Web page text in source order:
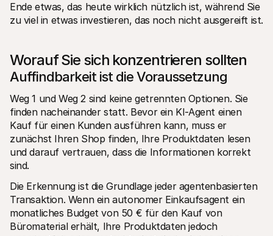
Ende etwas, das heute wirklich nützlich ist, während Sie
zu viel in etwas investieren, das noch nicht ausgereift ist.
Worauf Sie sich konzentrieren sollten
Auffindbarkeit ist die Voraussetzung
Weg 1 und Weg 2 sind keine getrennten Optionen. Sie
finden nacheinander statt. Bevor ein KI-Agent einen
Kauf für einen Kunden ausführen kann, muss er
zunächst Ihren Shop finden, Ihre Produktdaten lesen
und darauf vertrauen, dass die Informationen korrekt
sind.
Die Erkennung ist die Grundlage jeder agentenbasierten
Transaktion. Wenn ein autonomer Einkaufsagent ein
monatliches Budget von 50 € für den Kauf von
Büromaterial erhält, Ihre Produktdaten jedoch